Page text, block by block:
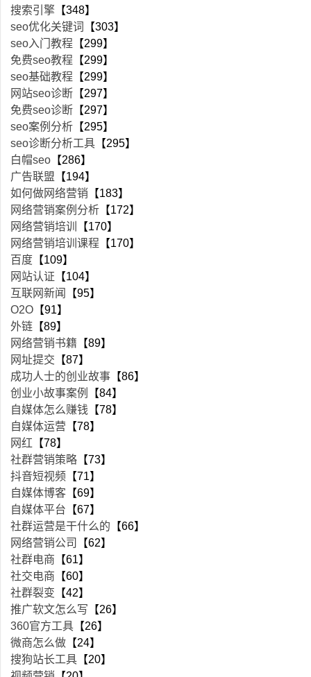
搜索引擎 【348】
seo优化关键词
【303】
seo入门教程 【299】
免费seo教程 【299】
seo基础教程 【299】
网站seo诊断 【297】
免费seo诊断 【297】
seo案例分析 【295】
seo诊断分析工具 【295】
白帽seo 【286】
广告联盟 【194】
如何做网络营销 【183】
网络营销案例分析 【172】
网络营销培训
【170】
网络营销培训课程 【170】
百度 【109】
网站认证 【104】
互联网新闻
【95】
O2O 【91】
外链 【89】
网络营销书籍 【89】
网址提交 【87】
成功人士的创业故事 【86】
创业小故事案例
【84】
自媒体怎么赚钱 【78】
自媒体运营 【78】
网红 【78】
社群营销策略 【73】
抖音短视频 【71】
自媒体博客 【69】
自媒体平台 【67】
社群运营是干什么的 【66】
网络营销公司
【62】
社群电商 【61】
社交电商 【60】
社群裂变 【42】
推广软文怎么写 【26】
360官方工具 【26】
微商怎么做 【24】
搜狗站长工具 【20】